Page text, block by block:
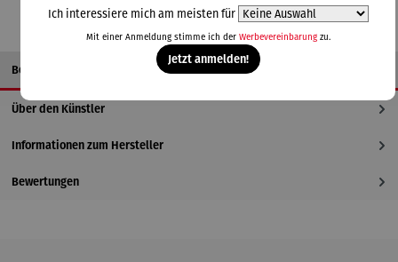
Beschreibung
Über den Künstler
Informationen zum Hersteller
Bewertungen
Ich interessiere mich am meisten für
Mit einer Anmeldung stimme ich der Werbevereinbarungzu.
Jetzt anmelden!